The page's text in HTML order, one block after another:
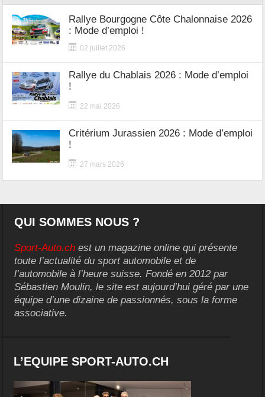
Rallye Bourgogne Côte Chalonnaise 2026
: Mode d’emploi !
02 juillet 2026
Rallye du Chablais 2026 : Mode d’emploi
!
22 mai 2026
Critérium Jurassien 2026 : Mode d’emploi
!
27 mars 2026
QUI SOMMES NOUS ?
Sport-Auto.ch est un magazine online qui présente
toute l’actualité du sport automobile et de
l’automobile à l’heure suisse. Fondé en 2012 par
Sébastien Moulin, le site est aujourd’hui géré par une
équipe d’une dizaine de passionnés, sous la forme
associative.
L’EQUIPE SPORT-AUTO.CH